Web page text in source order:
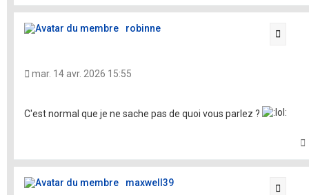
robinne
mar. 14 avr. 2026 15:55
C'est normal que je ne sache pas de quoi vous parlez ?
maxwell39